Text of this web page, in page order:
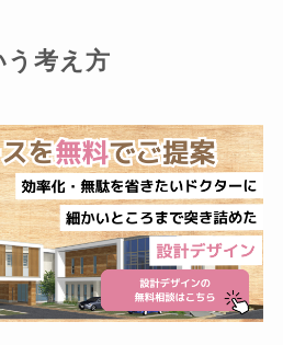
う考え方